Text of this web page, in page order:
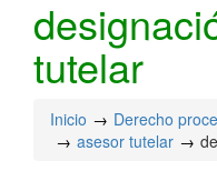
tutelar
Inicio Derecho
asesor tutelar